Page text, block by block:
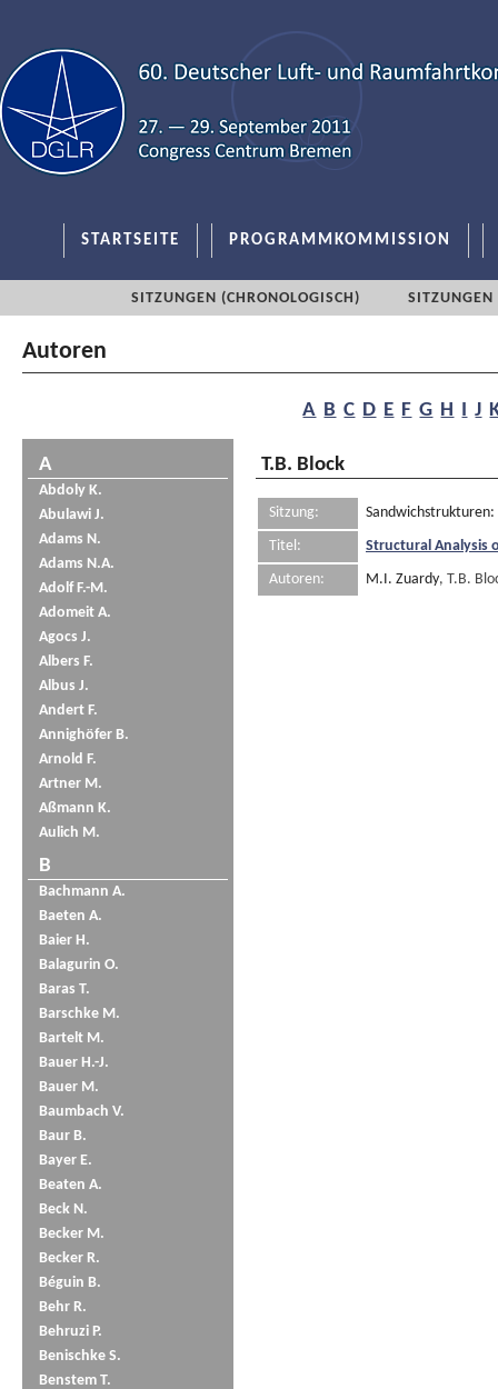
STARTSEITE PROGRAMMKOMMISSION
SITZUNGEN (CHRONOLOGISCH) SITZUNGEN
Autoren
A B C D E F G H I J
A
Abdoly K.
Abulawi J.
Adams N.
Adams N.A.
Adolf F.-M.
Adomeit A.
Agocs J.
Albers F.
Albus J.
Andert F.
Annighöfer B.
Arnold F.
Artner M.
Aßmann K.
Aulich M.
B
Bachmann A.
Baeten A.
Baier H.
Balagurin O.
Baras T.
Barschke M.
Bartelt M.
Bauer H.-J.
Bauer M.
Baumbach V.
Baur B.
Bayer E.
Beaten A.
Beck N.
Becker M.
Becker R.
Béguin B.
Behr R.
Behruzi P.
Benischke S.
Benstem T.
T.B. Block
Sitzung:
Sandwichstrukturen:
Titel:
Structural Analysis
Autoren:
M.I. Zuardy, T.B.